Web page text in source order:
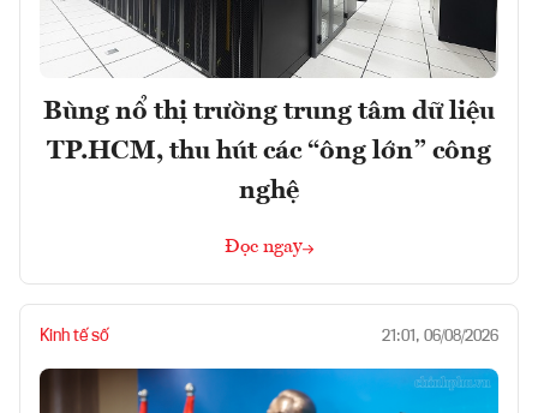
Bùng nổ thị trường trung tâm dữ liệu
TP.HCM, thu hút các “ông lớn” công
nghệ
Đọc ngay
Kinh tế số 21:01, 06/08/2026